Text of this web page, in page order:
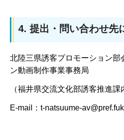
4. 提出・問い合わせ先
北陸三県誘客プロモーション部
ン動画制作事業事務局
（福井県交流文化部誘客推進
E-mail：t-natsuume-